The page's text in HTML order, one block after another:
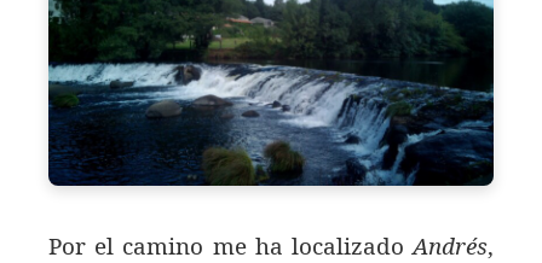
Por el camino me ha localizadoAndrés,